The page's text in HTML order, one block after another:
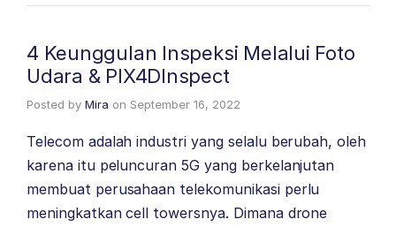
4 Keunggulan Inspeksi Melalui Foto
Udara & PIX4DInspect
Posted by Mira on September 16, 2022
Telecom adalah industri yang selalu berubah, oleh
karena itu peluncuran 5G yang berkelanjutan
membuat perusahaan telekomunikasi perlu
meningkatkan cell towersnya. Dimana drone